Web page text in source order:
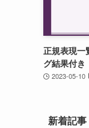
正規表現一
グ結果付き
2023-05-10
新着記事